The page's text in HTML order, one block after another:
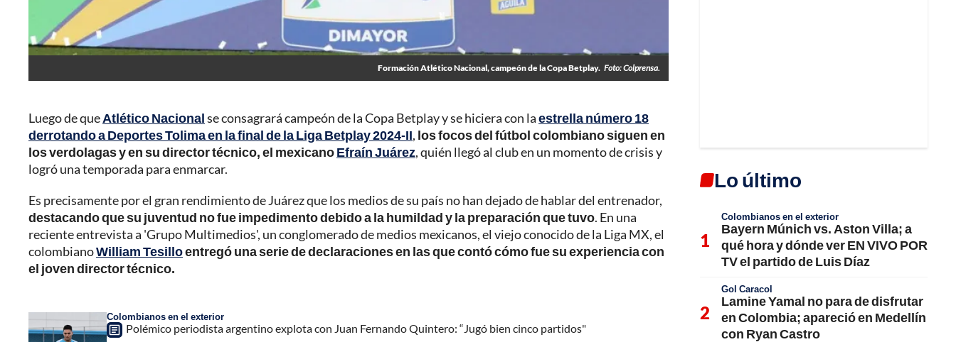
Formación Atlético Nacional, campeón de la Copa Betplay. Foto: Colprensa.
Luego de queAtlético Nacionalse consagrará campeón de la Copa Betplay y se hiciera con laestrella número 18
derrotando a Deportes Tolima en la final de la Liga Betplay 2024-II, los focos del fútbol colombiano siguen en
los verdolagas y en su director técnico, el mexicanoEfraín Juárez, quién llegó al club en un momento de crisis y
logró una temporada para enmarcar.
Es precisamente por el gran rendimiento de Juárez que los medios de su país no han dejado de hablar del entrenador,
destacando que su juventud no fue impedimento debido a la humildad y la preparación que tuvo. En una
reciente entrevista a 'Grupo Multimedios', un conglomerado de medios mexicanos, el viejo conocido de la Liga MX, el
colombianoWilliam Tesilloentregó una serie de declaraciones en las que contó cómo fue su experiencia con
el joven director técnico.
Colombianos en el exterior
Polémico periodista argentino explota con Juan Fernando Quintero: “Jugó bien cinco partidos"
Lo último
Colombianos en el exterior
Bayern Múnich vs. Aston Villa; a
qué hora y dónde ver EN VIVO POR
TV el partido de Luis Díaz
Gol Caracol
Lamine Yamal no para de disfrutar
en Colombia; apareció en Medellín
con Ryan Castro